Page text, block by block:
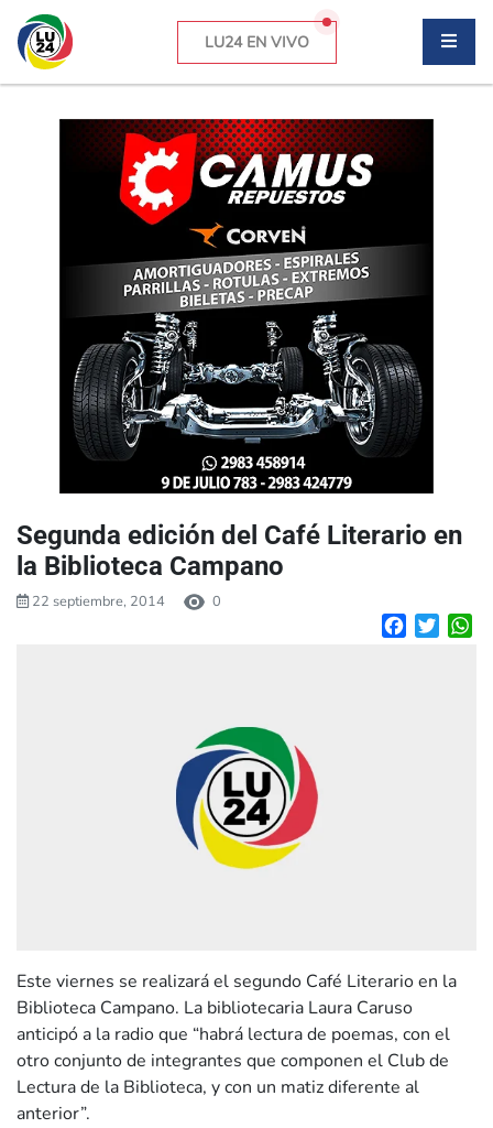
LU24 EN VIVO
Segunda edición del Café Literario en
la Biblioteca Campano
22 septiembre, 2014 0
Facebook
Este viernes se realizará el segundo Café Literario en la
Biblioteca Campano. La bibliotecaria Laura Caruso
anticipó a la radio que “habrá lectura de poemas, con el
otro conjunto de integrantes que componen el Club de
Lectura de la Biblioteca, y con un matiz diferente al
anterior”.